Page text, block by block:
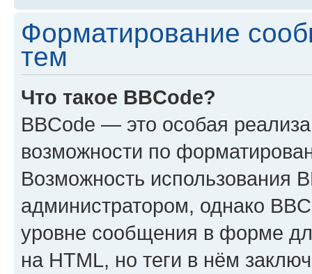
Форматирование
тем
Что такое BBCode?
BBCode — это особая
возможности по
Возможность использования
администратором, однако
уровне сообщения в форме
на HTML, но теги в нём